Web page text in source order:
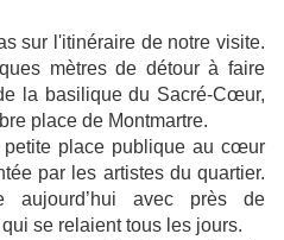
sur l'itinéraire de notre visite.
mètres de détour à faire
la basilique du Sacré-Cœur,
place de Montmartre.
place publique au cœur
par les artistes du quartier.
aujourd’hui avec près de
se relaient tous les jours.